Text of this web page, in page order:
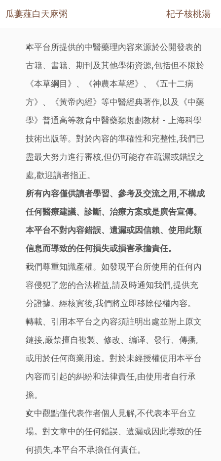
瓜蔞薤白天麻粥
杞子核桃湯
本平台所提供的中醫藥理內容來源於公開發表的
古籍、書籍、期刊及其他學術資源,包括但不限於
《本草綱目》、《神農本草經》、《五十二病
方》、《黃帝內經》等中醫經典著作,以及《中藥
學》普通高等教育中醫藥類規劃教材 - 上海科學
技術出版等。對於內容的準確性和完整性,我們已
盡最大努力進行審核,但仍可能存在疏漏或錯誤之
處,歡迎讀者指正。
所有內容僅供讀者學習、參考及交流之用,不構成
任何醫療建議、診斷、治療方案或是廣告宣傳。
本平台不對內容錯誤、遺漏或因信賴、使用此類
信息而導致的任何損失或損害承擔責任。
我們尊重知識產權。如發現平台所使用的任何內
容侵犯了您的合法權益,請及時通知我們,提供充
分證據。經核實後,我們將立即移除侵權內容。
轉載、引用本平台之內容須註明出處並附上原文
鏈接,嚴禁擅自複製、修改、编译、發行、傳播,
或用於任何商業用途。對於未經授權使用本平台
內容而引起的糾紛和法律責任,由使用者自行承
擔。
文中觀點僅代表作者個人見解,不代表本平台立
場。對文章中的任何錯誤、遺漏或因此導致的任
何損失,本平台不承擔任何責任。